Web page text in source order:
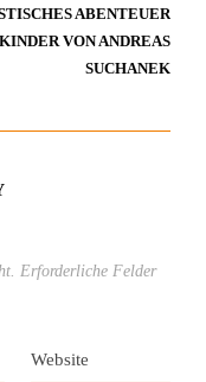
ABENTEUER
VON ANDREAS
SUCHANEK
Erforderliche Felder
Website